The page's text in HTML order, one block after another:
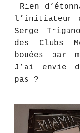
Rien
l’initiateur
Serge
des Clubs
bouées par
J’ai envie
pas ?